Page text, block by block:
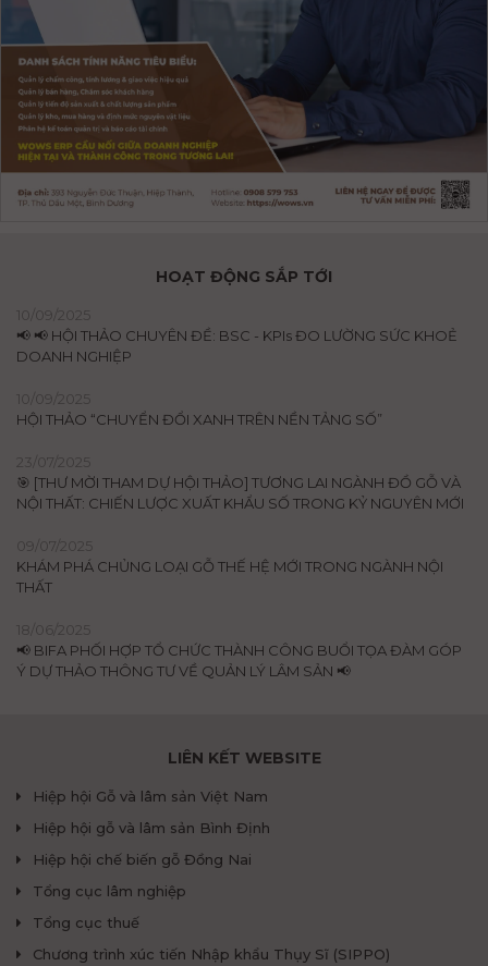
HOẠT ĐỘNG SẮP TỚI
10/09/2025
📢 📢 HỘI THẢO CHUYÊN ĐỀ: BSC - KPIs ĐO LƯỜNG SỨC KHOẺ
DOANH NGHIỆP
10/09/2025
HỘI THẢO “CHUYỂN ĐỔI XANH TRÊN NỀN TẢNG SỐ”
23/07/2025
🎯 [THƯ MỜI THAM DỰ HỘI THẢO] TƯƠNG LAI NGÀNH ĐỒ GỖ VÀ
NỘI THẤT: CHIẾN LƯỢC XUẤT KHẨU SỐ TRONG KỶ NGUYÊN MỚI
09/07/2025
KHÁM PHÁ CHỦNG LOẠI GỖ THẾ HỆ MỚI TRONG NGÀNH NỘI
THẤT
18/06/2025
📢 BIFA PHỐI HỢP TỔ CHỨC THÀNH CÔNG BUỔI TỌA ĐÀM GÓP
Ý DỰ THẢO THÔNG TƯ VỀ QUẢN LÝ LÂM SẢN 📢
LIÊN KẾT WEBSITE
Hiệp hội Gỗ và lâm sản Việt Nam
Hiệp hội gỗ và lâm sản Bình Định
Hiệp hội chế biến gỗ Đồng Nai
Tổng cục lâm nghiệp
Tổng cục thuế
Chương trình xúc tiến Nhập khẩu Thụy Sĩ (SIPPO)